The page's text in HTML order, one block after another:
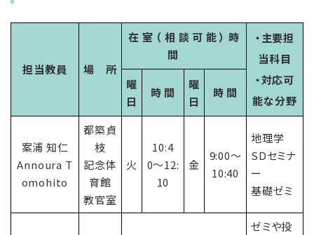
担当教員 場 所
在 室 （ 相 談 可 能 ） 時
間
・主要担
当科目
・対応可
能な分野
曜
日
時 間
曜
日
時 間
案浦 知仁
Annoura T
omohito
都築貞
枝
記念体
育館
教官室
火
10:4
0〜12:
10
金
9:00〜
10:40
地理学
SDセミナ
ー
基礎ゼミ
ゼミや投